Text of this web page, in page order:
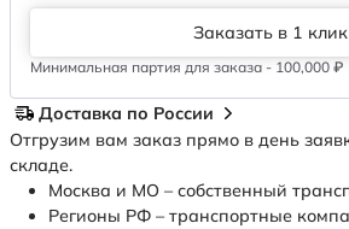
Заказать в 1 клик
Минимальная партия для заказа - 100,000 ₽
Доставка по России
Отгрузим вам заказ прямо в день
складе.
Москва и МО – собственный
Регионы РФ – транспортные